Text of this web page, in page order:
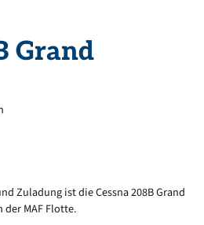
Grand
Zuladung ist die Cessna 208B Grand
der MAF Flotte.